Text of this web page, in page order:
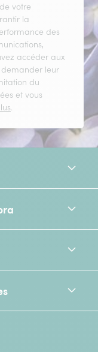
votre
la
des
accéder aux
demander leur
du
et vous
.